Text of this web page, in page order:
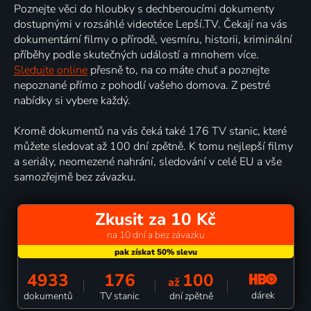
Poznejte věci do hloubky s dechberoucími dokumenty
dostupnými v rozsáhlé videotéce Lepší.TV. Čekají na vás
dokumentární filmy o přírodě, vesmíru, historii, kriminální
příběhy podle skutečných událostí a mnohem více.
Sledujte online přesně to, na co máte chuť a poznejte
nepoznané přímo z pohodlí vašeho domova. Z pestré
nabídky si vybere každý.
Kromě dokumentů na vás čeká také 176 TV stanic, které
můžete sledovat až 100 dní zpětně. K tomu nejlepší filmy
a seriály, neomezené nahrání, sledování v celé EU a vše
samozřejmě bez závazku.
Zkusit za 10 Kč
na 10 dní a bez závazku
4933
dokumentů
176
TV stanic
až 100
dní zpětně dárek